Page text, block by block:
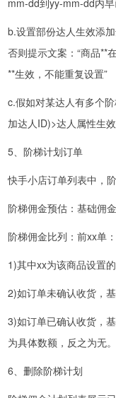
mm-dd到yy-mm-dd内
b.设置部份达人生效添
否则提示文案：“商品**
**生效，不能重复设置”
c.假如对某达人有多个
加达人ID)>达人属性生
5、阶梯计划订单
快手小店订单列表中，
阶梯佣金预估：基础佣
阶梯佣金比列：前xx单
1)其中xx为该商品设置
2)如订单未确认收货，
3)如订单已确认收货，
为具体数额，反之为无。
6、删除阶梯计划